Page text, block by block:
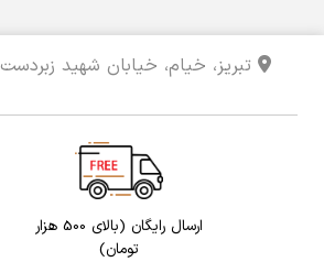
تبریز، خیام، خیابان شهید
ارسال رایگان (بالای 500 هزار
تومان)